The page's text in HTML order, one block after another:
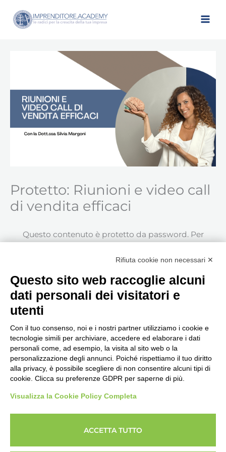
contenuto
Protetto: Riunioni e video call
di vendita efficaci
Questo contenuto è protetto da password. Per
Password:
Seguici, siamo in continuo
aggiornamento...
Copyright © 2026 Imprenditore.Academy un servizio
powerUP Srl - Società Benefit
Rifiuta cookie non necessari ✕
Questo sito web raccoglie alcuni
dati personali dei visitatori e
utenti
Con il tuo consenso, noi e i nostri partner utilizziamo i cookie e
tecnologie simili per archiviare, accedere ed elaborare i dati
personali come, ad esempio, la visita al sito web o la
personalizzazione degli annunci. Poiché rispettiamo il tuo diritto
alla privacy, è possibile scegliere di non consentire alcuni tipi di
cookie. Clicca su preferenze GDPR per saperne di più.
Visualizza la Cookie Policy Completa
ACCETTA TUTTO